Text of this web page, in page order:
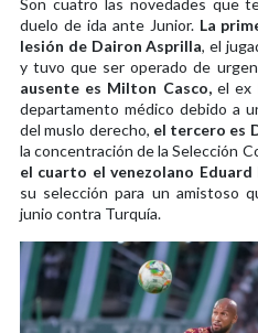
Son cuatro las novedades que
duelo de ida ante Junior. La
lesión de Dairon Asprilla, el
y tuvo que ser operado de
ausente es Milton Casco,el ex
departamento médico debido a
del muslo derecho, el tercero es
la concentración de la Selección
el cuarto el venezolano Eduard
su selección para un amistoso
junio contra Turquía.